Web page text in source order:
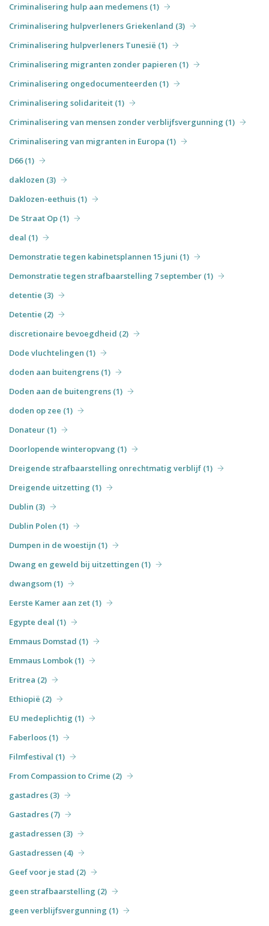
Criminalisering hulp aan medemens (1)
Criminalisering hulpverleners Griekenland (3)
Criminalisering hulpverleners Tunesië (1)
Criminalisering migranten zonder papieren (1)
Criminalisering ongedocumenteerden (1)
Criminalisering solidariteit (1)
Criminalisering van mensen zonder verblijfsvergunning (1)
Criminalisering van migranten in Europa (1)
D66 (1)
daklozen (3)
Daklozen-eethuis (1)
De Straat Op (1)
deal (1)
Demonstratie tegen kabinetsplannen 15 juni (1)
Demonstratie tegen strafbaarstelling 7 september (1)
detentie (3)
Detentie (2)
discretionaire bevoegdheid (2)
Dode vluchtelingen (1)
doden aan buitengrens (1)
Doden aan de buitengrens (1)
doden op zee (1)
Donateur (1)
Doorlopende winteropvang (1)
Dreigende strafbaarstelling onrechtmatig verblijf (1)
Dreigende uitzetting (1)
Dublin (3)
Dublin Polen (1)
Dumpen in de woestijn (1)
Dwang en geweld bij uitzettingen (1)
dwangsom (1)
Eerste Kamer aan zet (1)
Egypte deal (1)
Emmaus Domstad (1)
Emmaus Lombok (1)
Eritrea (2)
Ethiopië (2)
EU medeplichtig (1)
Faberloos (1)
Filmfestival (1)
From Compassion to Crime (2)
gastadres (3)
Gastadres (7)
gastadressen (3)
Gastadressen (4)
Geef voor je stad (2)
geen strafbaarstelling (2)
geen verblijfsvergunning (1)